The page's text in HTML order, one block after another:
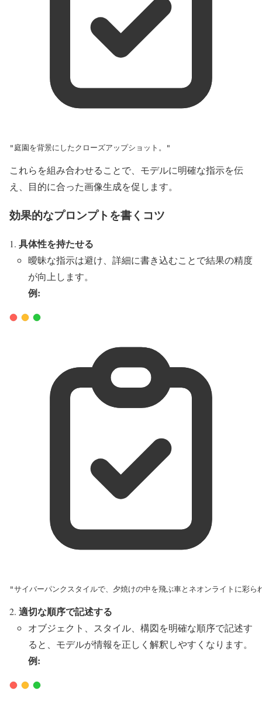
"庭園を背景にしたクローズアップショット。"
これらを組み合わせることで、モデルに明確な指示を伝
え、目的に合った画像生成を促します。
効果的なプロンプトを書くコツ
具体性を持たせる
曖昧な指示は避け、詳細に書き込むことで結果の精度
が向上します。
例:
"サイバーパンクスタイルで、夕焼けの中を飛ぶ車とネオンライトに彩ら
適切な順序で記述する
オブジェクト、スタイル、構図を明確な順序で記述す
ると、モデルが情報を正しく解釈しやすくなります。
例: